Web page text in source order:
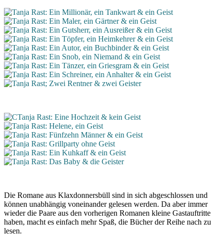
Die Romane aus Klaxdonnersbüll sind in sich abgeschlossen und
können unabhängig voneinander gelesen werden. Da aber immer
wieder die Paare aus den vorherigen Romanen kleine Gastauftritte
haben, macht es einfach mehr Spaß, die Bücher der Reihe nach zu
lesen.